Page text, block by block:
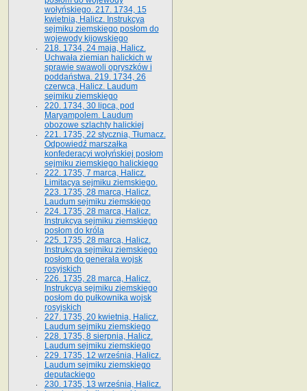
wołyńskiego. 217. 1734, 15
kwietnia, Halicz. Instrukcya
sejmiku ziemskiego posłom do
wojewody kijowskiego
218. 1734, 24 maja, Halicz.
Uchwała ziemian halickich w
sprawie swawoli opryszków i
poddaństwa. 219. 1734, 26
czerwca, Halicz. Laudum
sejmiku ziemskiego
220. 1734, 30 lipca, pod
Maryampolem. Laudum
obozowe szlachty halickiej
221. 1735, 22 stycznia, Tłumacz.
Odpowiedź marszałka
konfederacyi wołyńskiej posłom
sejmiku ziemskiego halickiego
222. 1735, 7 marca, Halicz.
Limitacya sejmiku ziemskiego.
223. 1735, 28 marca, Halicz.
Laudum sejmiku ziemskiego
224. 1735, 28 marca, Halicz.
Instrukcya sejmiku ziemskiego
posłom do króla
225. 1735, 28 marca, Halicz.
Instrukcya sejmiku ziemskiego
posłom do generała wojsk
rosyjskich
226. 1735, 28 marca, Halicz.
Instrukcya sejmiku ziemskiego
posłom do pułkownika wojsk
rosyjskich
227. 1735, 20 kwietnia, Halicz.
Laudum sejmiku ziemskiego
228. 1735, 8 sierpnia, Halicz.
Laudum sejmiku ziemskiego
229. 1735, 12 września, Halicz.
Laudum sejmiku ziemskiego
deputackiego
230. 1735, 13 września, Halicz.